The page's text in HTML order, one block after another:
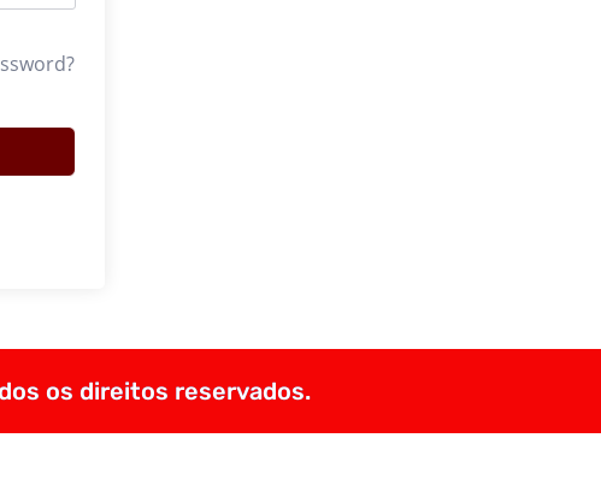
os direitos reservados.